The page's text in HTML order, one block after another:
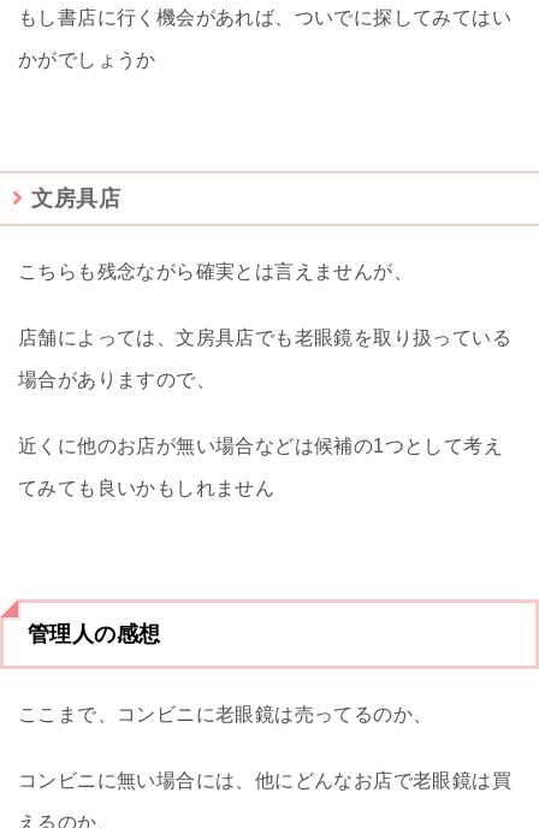
もし書店に行く機会があれば、ついでに探してみてはい
かがでしょうか
文房具店
こちらも残念ながら確実とは言えませんが、
店舗によっては、文房具店でも老眼鏡を取り扱っている
場合がありますので、
近くに他のお店が無い場合などは候補の1つとして考え
てみても良いかもしれません
管理人の感想
ここまで、コンビニに老眼鏡は売ってるのか、
コンビニに無い場合には、他にどんなお店で老眼鏡は買
えるのか、